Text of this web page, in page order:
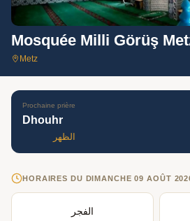
Mosquée Milli Görüş
Metz
Prochaine prière
Dhouhr
الظهر
HORAIRES DU DIMANCHE 09 AOÛT
الفجر